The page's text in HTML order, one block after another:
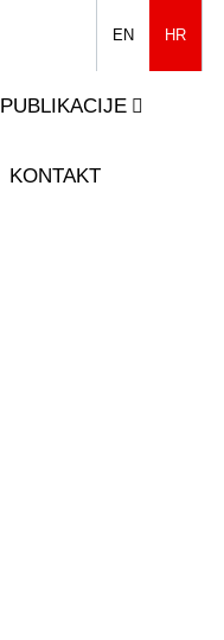
EN HR
PUBLIKACIJE
KONTAKT